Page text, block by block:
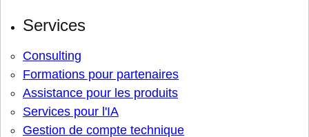
Services
Consulting
Formations pour partenaires
Assistance pour les produits
Services pour l'IA
Gestion de compte technique